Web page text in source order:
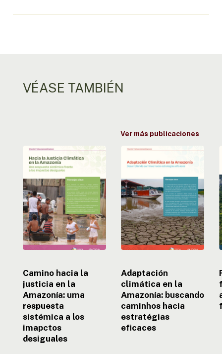
VÉASE TAMBIÉN
Ver más publicaciones
Camino
hacia
justicia
en
la
Amazonía:
uma
respuesta
sistémica
los
imapctos
desiguales
Camino hacia la
justicia en la
Amazonía: uma
respuesta
sistémica a los
imapctos
desiguales
Adaptación
climática
la
Amazonía:
buscando
caminhos
hacia
estratégias
eficaces
Adaptación
climática en la
Amazonía: buscando
caminhos hacia
estratégias
eficaces